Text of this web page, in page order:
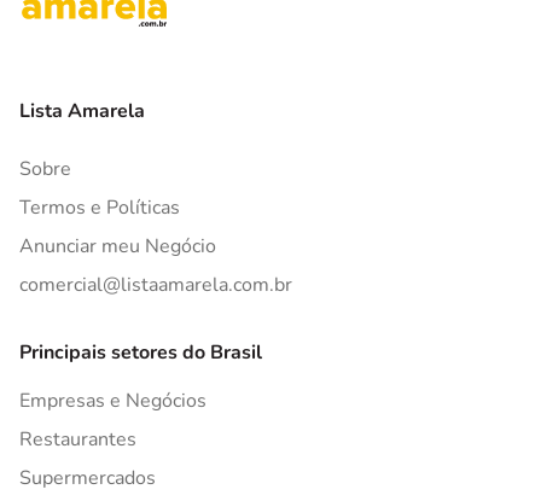
Lista Amarela
Sobre
Termos e Políticas
Anunciar meu Negócio
comercial@listaamarela.com.br
Principais setores do Brasil
Empresas e Negócios
Restaurantes
Supermercados